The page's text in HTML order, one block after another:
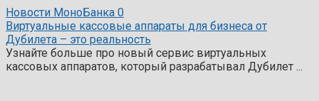
Новости МоноБанка 0
Виртуальные кассовые аппараты для бизнеса от
Дубилета – это реальность
Узнайте больше про новый сервис виртуальных
кассовых аппаратов, который разрабатывал Дубилет ...